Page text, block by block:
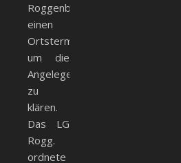
Roggenburg
einen
Ortstermin,
um die
Angelegenheit
zu
klären.
Das LG
Rogg.
ordnete